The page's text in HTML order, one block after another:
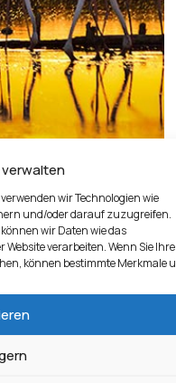
wir Technologien wie
und/oder darauf zuzugreifen.
wir Daten wie das
verarbeiten. Wenn Sie Ihre
können bestimmte Merkmale
and sea blues, of
with rich flora and
protected natural